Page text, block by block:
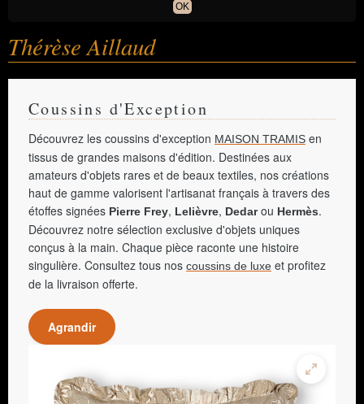
OK
Thérèse Aillaud
Coussins d'Exception
Découvrez les coussins d'exception MAISON TRAMIS en
tissus de grandes maisons d'édition. Destinées aux
amateurs d'objets rares et de beaux textiles, nos créations
haut de gamme valorisent l'artisanat français à travers des
étoffes signées Pierre Frey, Lelièvre, Dedarou Hermès.
Découvrez notre sélection exclusive d'objets uniques
conçus à la main. Chaque pièce raconte une histoire
singulière. Consultez tous nos coussins de luxe et profitez
de la livraison offerte.
Agrandir